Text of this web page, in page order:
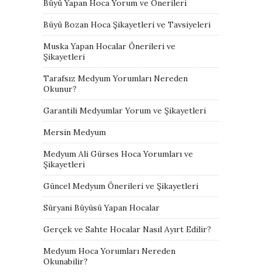
Büyü Yapan Hoca Yorum ve Önerileri
Büyü Bozan Hoca Şikayetleri ve Tavsiyeleri
Muska Yapan Hocalar Önerileri ve
Şikayetleri
Tarafsız Medyum Yorumları Nereden
Okunur?
Garantili Medyumlar Yorum ve Şikayetleri
Mersin Medyum
Medyum Ali Gürses Hoca Yorumları ve
Şikayetleri
Güncel Medyum Önerileri ve Şikayetleri
Süryani Büyüsü Yapan Hocalar
Gerçek ve Sahte Hocalar Nasıl Ayırt Edilir?
Medyum Hoca Yorumları Nereden
Okunabilir?